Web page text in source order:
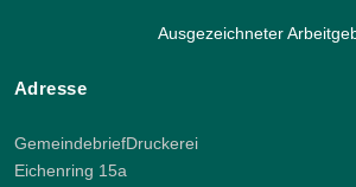
Ausgezeichneter
Adresse
GemeindebriefDruckerei
Eichenring 15a